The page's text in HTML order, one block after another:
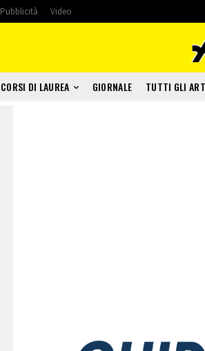
Pubblicità Video
CORSI DI LAUREA GIORNALE TUTTI GLI